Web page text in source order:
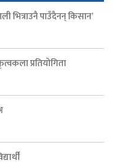
भित्राउनै पाउँदैनन् किसान’
प्रतियोगिता